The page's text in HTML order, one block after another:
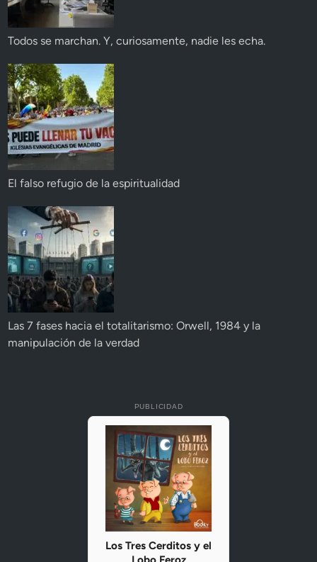
Todos se marchan. Y, curiosamente, nadie les echa.
El falso refugio de la espiritualidad
Las 7 fases hacia el totalitarismo: Orwell, 1984 y la
manipulación de la verdad
PUBLICIDAD
Los Tres Cerditos y el